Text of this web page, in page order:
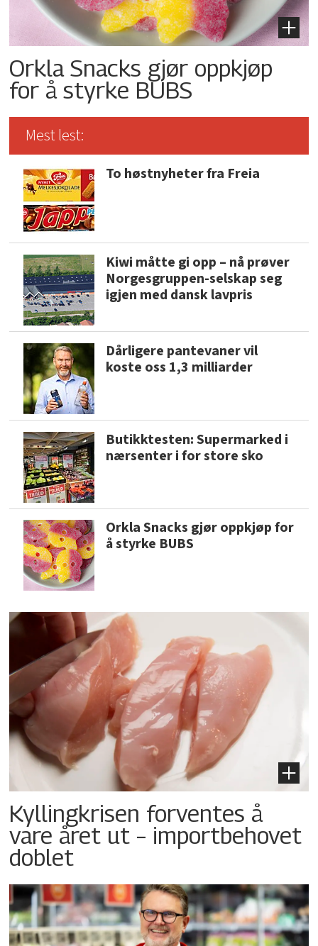
Orkla Snacks gjør oppkjøp
for å styrke BUBS
Mest lest:
To høstnyheter fra Freia
Kiwi måtte gi opp – nå prøver
Norgesgruppen-selskap seg
igjen med dansk lavpris
Dårligere pantevaner vil
koste oss 1,3 milliarder
Butikktesten: Supermarked i
nærsenter i for store sko
Orkla Snacks gjør oppkjøp for
å styrke BUBS
Kyllingkrisen forventes å
vare året ut – importbehovet
doblet